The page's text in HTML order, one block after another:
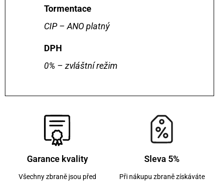
Tormentace
CIP – ANO platný
DPH
0% – zvláštní režim
Garance kvality
Všechny zbraně jsou před
Sleva 5%
Při nákupu zbraně získáváte